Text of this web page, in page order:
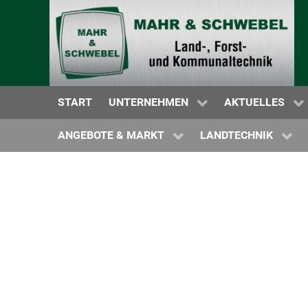
START UNTERNEHMEN
WARTUNG | SERVICE | NOTDIENST
ERSATZTEILVERSORGUNG
AKTUELLES
MAHR &
HERSTELLER
ANGEBOTE & MARKT
NEUMASCHINEN
GEBRAUCHTMASCHINEN
LANDTECHNIK
PROSPEKTE